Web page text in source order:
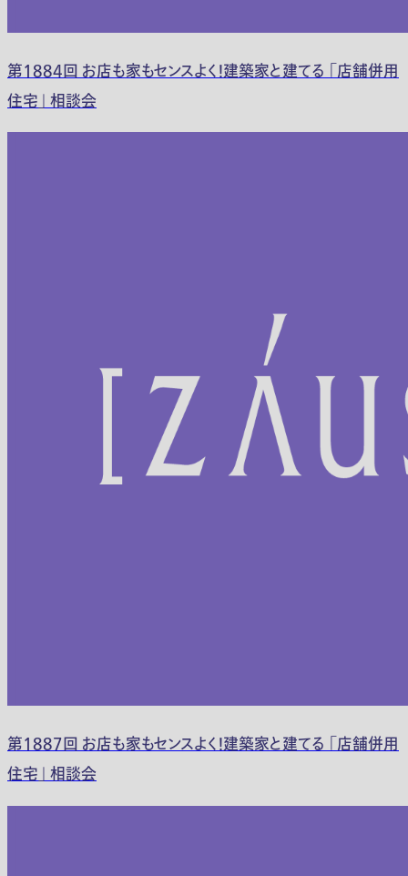
第1884回 お店も家もセンスよく！建築家と建てる 「店舗併用
住宅」 相談会
第1887回 お店も家もセンスよく！建築家と建てる 「店舗併用
住宅」 相談会